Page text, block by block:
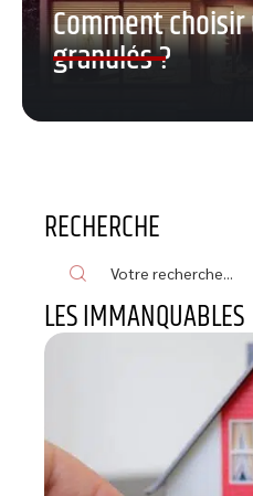
Comment
granulés ?
RECHERCHE
LES IMMANQUABLES